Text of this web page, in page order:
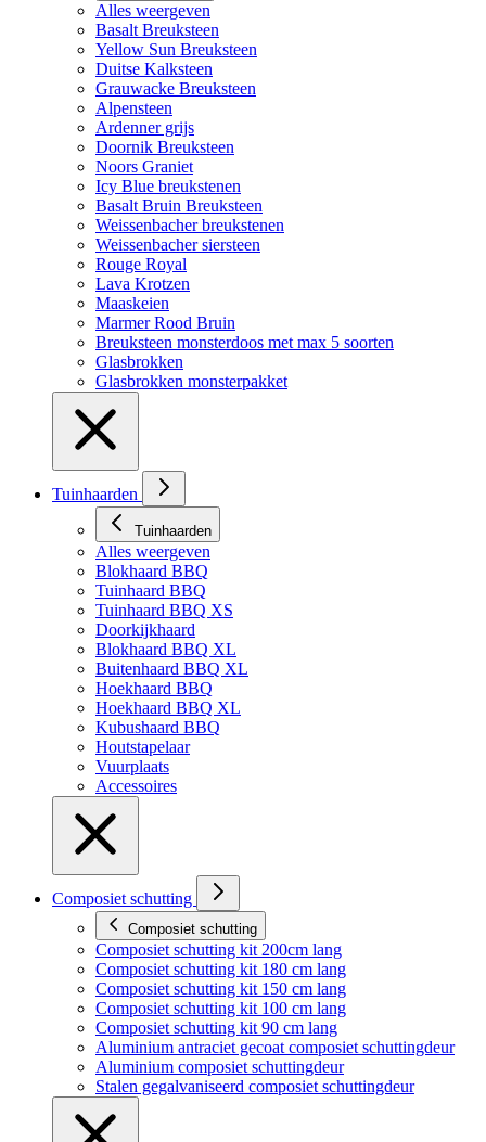
Alles weergeven
Basalt Breuksteen
Yellow Sun Breuksteen
Duitse Kalksteen
Grauwacke Breuksteen
Alpensteen
Ardenner grijs
Doornik Breuksteen
Noors Graniet
Icy Blue breukstenen
Basalt Bruin Breuksteen
Weissenbacher breukstenen
Weissenbacher siersteen
Rouge Royal
Lava Krotzen
Maaskeien
Marmer Rood Bruin
Breuksteen monsterdoos met max 5 soorten
Glasbrokken
Glasbrokken monsterpakket
Tuinhaarden
Tuinhaarden
Alles weergeven
Blokhaard BBQ
Tuinhaard BBQ
Tuinhaard BBQ XS
Doorkijkhaard
Blokhaard BBQ XL
Buitenhaard BBQ XL
Hoekhaard BBQ
Hoekhaard BBQ XL
Kubushaard BBQ
Houtstapelaar
Vuurplaats
Accessoires
Composiet schutting
Composiet schutting
Composiet schutting kit 200cm lang
Composiet schutting kit 180 cm lang
Composiet schutting kit 150 cm lang
Composiet schutting kit 100 cm lang
Composiet schutting kit 90 cm lang
Aluminium antraciet gecoat composiet schuttingdeur
Aluminium composiet schuttingdeur
Stalen gegalvaniseerd composiet schuttingdeur